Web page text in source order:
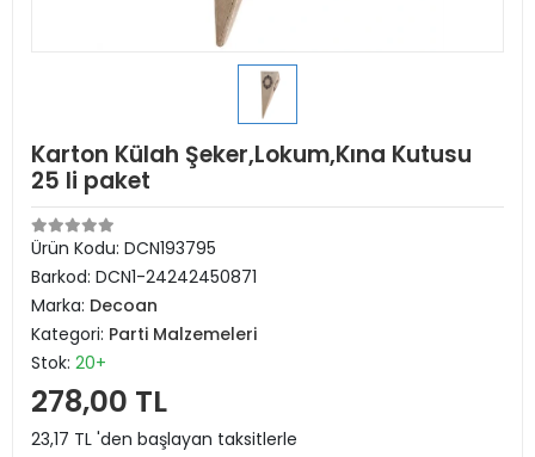
Karton Külah Şeker,Lokum,Kına Kutusu
25 li paket
Ürün Kodu: DCN193795
Barkod: DCN1-24242450871
Marka: Decoan
Kategori: Parti Malzemeleri
Stok: 20+
278,00 TL
23,17 TL 'den başlayan taksitlerle